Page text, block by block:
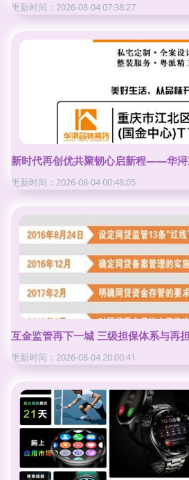
更新时间：2026-08-04 07:38:27
新时代再创优共聚韧心启新程——华浔
更新时间：2026-08-04 00:48:05
互金监管再下一城 三级担保体系与再
更新时间：2026-08-04 20:00:41